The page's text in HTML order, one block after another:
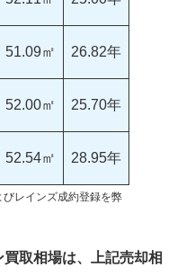
51.09㎡ 26.82年
52.00㎡ 25.70年
52.54㎡ 28.95年
びレインズ成約登録を弊
取相場は、上記売却相